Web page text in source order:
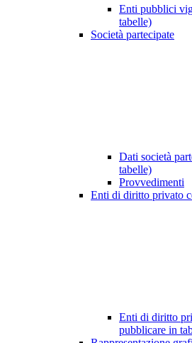
Enti pubblici
tabelle)
Società partecipate
Dati società
tabelle)
Provvedimenti
Enti di diritto privato
Enti di diritto
pubblicare in